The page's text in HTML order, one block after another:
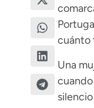
cuánto
Una